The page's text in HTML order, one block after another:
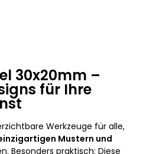
30x20mm –
für Ihre
Werkzeuge für alle,
Mustern und
Besonders praktisch: Diese